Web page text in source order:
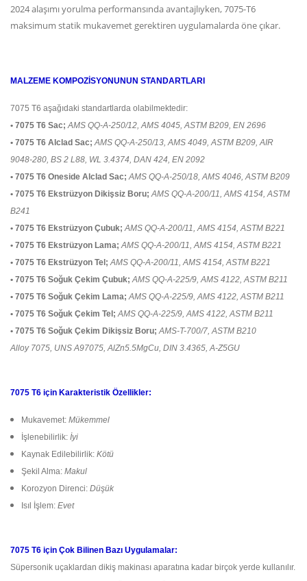
2024 alaşımı yorulma performansında avantajlıyken, 7075-T6
maksimum statik mukavemet gerektiren uygulamalarda öne çıkar.
MALZEME KOMPOZİSYONUNUN STANDARTLARI
7075 T6 aşağıdaki standartlarda olabilmektedir:
• 7075 T6 Sac; AMS QQ-A-250/12, AMS 4045, ASTM B209, EN 2696
• 7075 T6 Alclad Sac;AMS QQ-A-250/13, AMS 4049, ASTM B209, AIR
9048-280, BS 2 L88, WL 3.4374, DAN 424, EN 2092
• 7075 T6 Oneside Alclad Sac; AMS QQ-A-250/18, AMS 4046, ASTM B209
• 7075 T6 Ekstrüzyon Dikişsiz Boru; AMS QQ-A-200/11, AMS 4154, ASTM
B241
• 7075 T6 Ekstrüzyon Çubuk; AMS QQ-A-200/11, AMS 4154, ASTM B221
• 7075 T6 Ekstrüzyon Lama; AMS QQ-A-200/11, AMS 4154, ASTM B221
• 7075 T6 Ekstrüzyon Tel; AMS QQ-A-200/11, AMS 4154, ASTM B221
• 7075 T6 Soğuk Çekim Çubuk; AMS QQ-A-225/9, AMS 4122, ASTM B211
• 7075 T6 Soğuk Çekim Lama; AMS QQ-A-225/9, AMS 4122, ASTM B211
• 7075 T6 Soğuk Çekim Tel; AMS QQ-A-225/9, AMS 4122, ASTM B211
• 7075 T6 Soğuk Çekim Dikişsiz Boru; AMS-T-700/7, ASTM B210
Alloy 7075, UNS A97075, AlZn5.5MgCu, DIN 3.4365, A-Z5GU
7075 T6 için Karakteristik Özellikler:
Mukavemet: Mükemmel
İşlenebilirlik: İyi
Kaynak Edilebilirlik: Kötü
Şekil Alma: Makul
Korozyon Direnci: Düşük
Isıl İşlem: Evet
7075 T6 için Çok Bilinen Bazı Uygulamalar:
Süpersonik uçaklardan dikiş makinası aparatına kadar birçok yerde kullanılır.